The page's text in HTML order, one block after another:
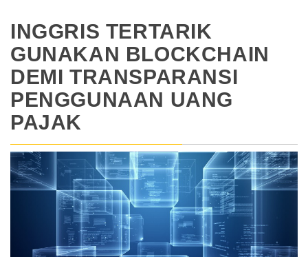
INGGRIS TERTARIK
GUNAKAN BLOCKCHAIN
DEMI TRANSPARANSI
PENGGUNAAN UANG
PAJAK